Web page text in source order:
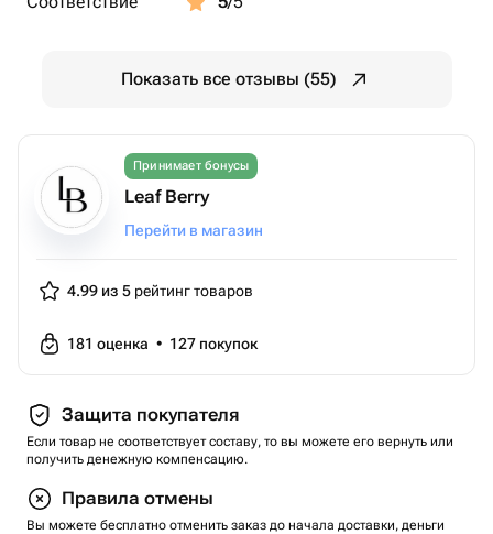
Показать все отзывы (55)
Принимает бонусы
Leaf Berry
Перейти в магазин
4.99 из 5 рейтинг товаров
181 оценка • 127 покупок
Защита покупателя
Если товар не соответствует составу, то вы можете его вернуть или
получить денежную компенсацию.
Правила отмены
Вы можете бесплатно отменить заказ до начала доставки, деньги